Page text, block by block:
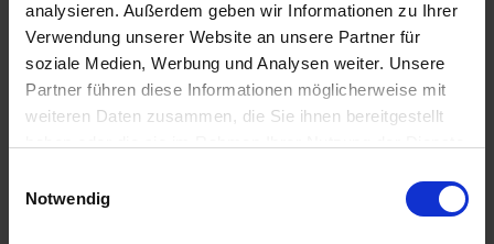
analysieren. Außerdem geben wir Informationen zu Ihrer
Verwendung unserer Website an unsere Partner für
soziale Medien, Werbung und Analysen weiter. Unsere
Partner führen diese Informationen möglicherweise mit
weiteren Daten zusammen, die Sie ihnen bereitgestellt
Notwendig
Du suchst nach finanzieller Unabhängigkeit
und Freiheit?
Egal, was es ist – halte es dir regelmäßig vor Augen.
Selbstbild vs. Außenwirkung